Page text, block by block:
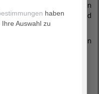
Angehörige? Neben
für praktische Tipps und
Ihnen Dr. Friedemann
frei.
haben
Auswahl zu